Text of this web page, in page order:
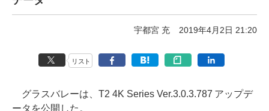
宇都宮 充 2019年4月2日 21:20
リスト
グラスバレーは、T2 4K Series Ver.3.0.3.787 アップデ
ータを公開した。